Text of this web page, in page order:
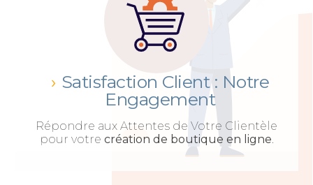
Satisfaction Client : Notre
Engagement
Répondre aux Attentes de Votre Clientèle
pour votre création de boutique en ligne